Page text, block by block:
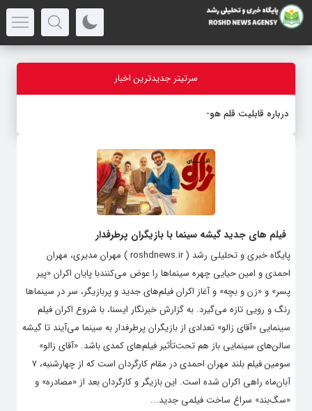
سرتیتر جدیدترین اخبار
درباره قابلیت قلم هوش مصنوعی
فیلم های جدید گیشه سینما با بازیگران پرطرفدار
پایگاه خبری و تحلیلی رشد ( roshdnews.ir ) مهران مدیری، مهران
احمدی و امین حیایی چهره سینماها را عوض می‌کنندبا پایان اکران «پیر
پسر» و «زن و بچه» و آغاز اکران فیلم‌های جدید و پربازیگر، سر در سینماها
رنگ و رویی تازه می‌گیرد. به گزارش خبرنگار ایسنا، با شروع اکران فیلم
سینمایی «آقای زالو» تعدادی از بازیگران پرطرفدار به سینما می‌آیند تا گیشه
سالن‌های سینمایی باز هم تحت‌تأثیر فیلم‌های کمدی باشد. «آقای زالو»
سومین فیلم بلند مهران احمدی در مقام کارگردان است که از چهارشنبه، ۷
آبان‌ماه راهی اکران شده است. این بازیگر و کارگردان بعد از «مصادره» و
«سگ‌بند» سراغ ساخت فیلمی جدید...